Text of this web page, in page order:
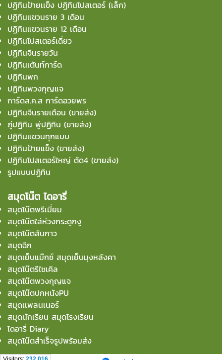
ปฏิทินป้ายเเข็ง ปฏิทินโปสเตอร์ (เล็ก)
ปฏิทินแขวนราย 3 เดือน
ปฏิทินแขวนราย 12 เดือน
ปฏิทินโปสเตอร์เดี่ยว
ปฏิทินจีนรายวัน
ปฏิทินเต้นท์การ์ด
ปฏิทินพก
ปฏิทินพวงกุญแจ
การ์ดส.ค.ส การ์ดอวยพร
ปฏิทินจีนรายเดือน (ขายส่ง)
ภู่ปฏิทิน พู่ปฏิทิน (ขายส่ง)
ปฏิทินแขวนทุกแบบ
ปฏิทินป้ายแข็ง (ขายส่ง)
ปฏิทินโปสเตอร์ใหญ่ ตัด4 (ขายส่ง)
รูปแบบปฏิทิน
สมุดโน๊ต ไดอารี่
สมุดโน๊ตพรีเมี่ยม
สมุดโน๊ตใส่ห่วงกระดูกงู
สมุดโน๊ตสันกาว
สมุดฉีก
สมุดเย็บแม๊กซ์ สมุดเย็บมุงหลังคา
สมุดโน๊ตรีไซเคิล
สมุดโน๊ตพวงกุญแจ
สมุดโน๊ตปกหนังPU
สมุดเเพลนเนอร์
สมุดนักเรียน สมุดโรงเรียน
ไดอารี่ Diary
สมุดโน๊ตสำเร็จรูปพร้อมส่ง